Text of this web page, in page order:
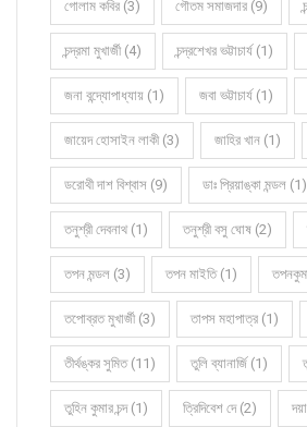
গোলাম কবির (3) গৌতম সমাজদার (9)
চন্দ্রমা মুখার্জী (4) চন্দ্রশেখর ভট্টাচার্য (1)
জনা বন্দ্যোপাধ্যায় (1) জবা ভট্টাচার্য (1)
জায়েদ হোসাইন লাকী (3) জাহির খান (1)
ডরোথী দাশ বিশ্বাস (9) ডাঃ প্রিয়াঙ্কা মন্ডল (1)
তনুশ্রী দেবনাথ (1) তনুশ্রী বসু ঘোষ (2)
তপন মন্ডল (3) তপন মাইতি (1)
তপোব্রত মুখার্জী (3) তাপস মহাপাত্র (1)
তীর্থঙ্কর সুমিত (11) তুলি ব্যানার্জি (1)
তুহিন কুমার চন্দ (1) ত্রিদিবেশ দে (2)